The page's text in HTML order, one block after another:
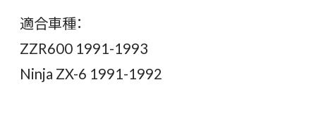
適合車種：
ZZR600 1991-1993
Ninja ZX-6 1991-1992